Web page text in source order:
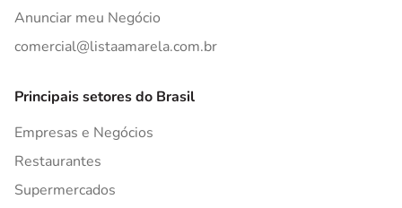
Anunciar meu Negócio
comercial@listaamarela.com.br
Principais setores do Brasil
Empresas e Negócios
Restaurantes
Supermercados